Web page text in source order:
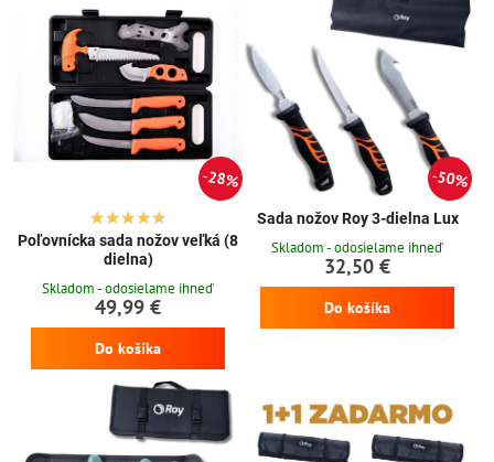
28%
Poľovnícka sada nožov veľká (8
dielna)
Skladom - odosielame ihneď
49,99 €
Do košíka
50%
Sada nožov Roy 3-dielna Lux
Skladom - odosielame ihneď
32,50 €
Do košíka